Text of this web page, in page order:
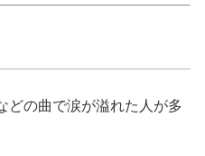
どの曲で涙が溢れた人が多